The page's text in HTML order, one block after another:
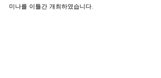
미나를 이틀간 개최하였습니다.